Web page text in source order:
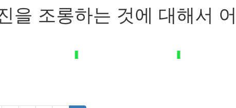
을 조롱하는 것에 대해서 어